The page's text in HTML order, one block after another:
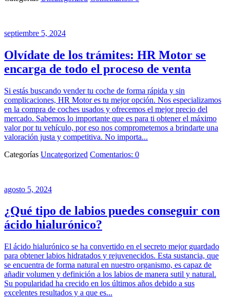
septiembre 5, 2024
Olvídate de los trámites: HR Motor se
encarga de todo el proceso de venta
Si estás buscando vender tu coche de forma rápida y sin
complicaciones, HR Motor es tu mejor opción. Nos especializamos
en la compra de coches usados y ofrecemos el mejor precio del
mercado. Sabemos lo importante que es para ti obtener el máximo
valor por tu vehículo, por eso nos comprometemos a brindarte una
valoración justa y competitiva. No importa...
Categorías Uncategorized Comentarios: 0
agosto 5, 2024
¿Qué tipo de labios puedes conseguir con
ácido hialurónico?
El ácido hialurónico se ha convertido en el secreto mejor guardado
para obtener labios hidratados y rejuvenecidos. Esta sustancia, que
se encuentra de forma natural en nuestro organismo, es capaz de
añadir volumen y definición a los labios de manera sutil y natural.
Su popularidad ha crecido en los últimos años debido a sus
excelentes resultados y a que es...